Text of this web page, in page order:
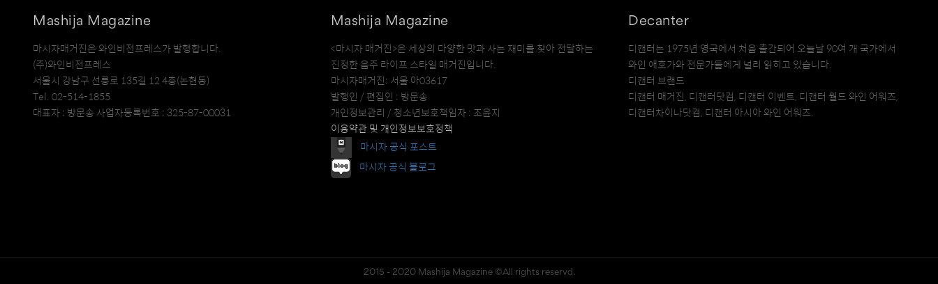
Mashija Magazine
마시자매거진은 와인비전프레스가 발행합니다.
(주)와인비전프레스
서울시 강남구 선릉로 135길 12 4층(논현동)
Tel. 02-514-1855
대표자 : 방문송 사업자등록번호 : 325-87-00031
Mashija Magazine
<마시자 매거진>은 세상의 다양한 맛과 사는 재미를 찾아 전달하는
진정한 음주 라이프 스타일 매거진입니다.
마시자매거진: 서울 아03617
발행인 / 편집인 : 방문송
개인정보관리 / 청소년보호책임자 : 조윤지
이용약관 및 개인정보보호정책
마시자 공식 포스트
마시자 공식 블로그
Decanter
디캔터는 1975년 영국에서 처음 출간되어 오늘날 90여 개 국가에서
와인 애호가와 전문가들에게 널리 읽히고 있습니다.
디캔터 브랜드
디캔터 매거진, 디캔터닷컴, 디캔터 이벤트, 디캔터 월드 와인 어워즈,
디캔터차이나닷컴, 디캔터 아시아 와인 어워즈.
2015 - 2020 Mashija Magazine ©All rights reservd.